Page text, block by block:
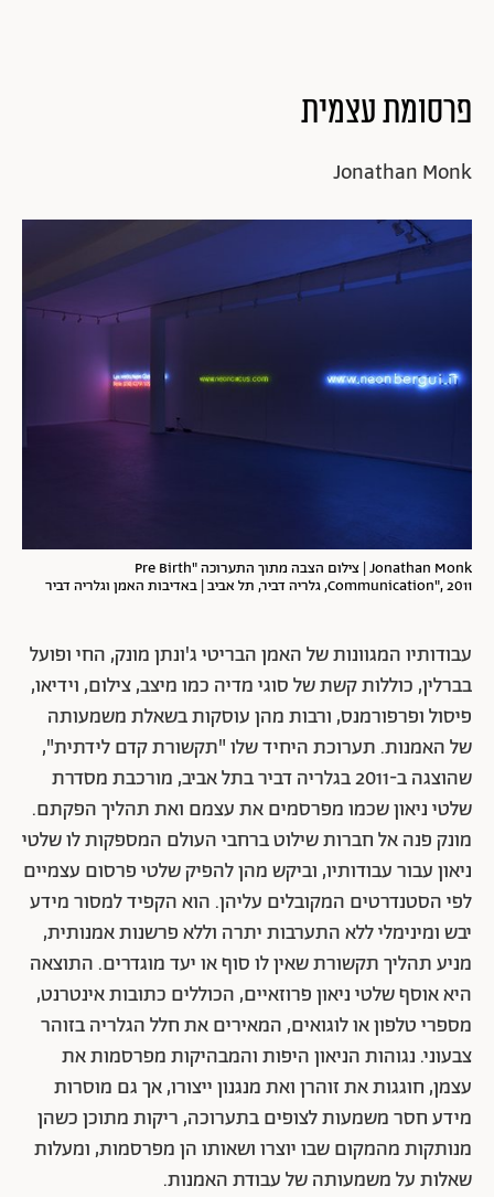
פרסומת עצמית
Jonathan Monk
Jonathan Monk | צילום הצבה מתוך התערוכה "Pre Birth
Communication", 2011, גלריה דביר, תל אביב | באדיבות האמן וגלריה דביר
עבודותיו המגוונות של האמן הבריטי ג'ונתן מונק, החי ופועל
בברלין, כוללות קשת של סוגי מדיה כמו מיצב, צילום, וידיאו,
פיסול ופרפורמנס, ורבות מהן עוסקות בשאלת משמעותה
של האמנות. תערוכת היחיד שלו "תקשורת קדם לידתית",
שהוצגה ב-2011 בגלריה דביר בתל אביב, מורכבת מסדרת
שלטי ניאון שכמו מפרסמים את עצמם ואת תהליך הפקתם.
מונק פנה אל חברות שילוט ברחבי העולם המספקות לו שלטי
ניאון עבור עבודותיו, וביקש מהן להפיק שלטי פרסום עצמיים
לפי הסטנדרטים המקובלים עליהן. הוא הקפיד למסור מידע
יבש ומינימלי ללא התערבות יתרה וללא פרשנות אמנותית,
מניע תהליך תקשורת שאין לו סוף או יעד מוגדרים. התוצאה
היא אוסף שלטי ניאון פרוזאיים, הכוללים כתובות אינטרנט,
מספרי טלפון או לוגואים, המאירים את חלל הגלריה בזוהר
צבעוני. נגוהות הניאון היפות והמבהיקות מפרסמות את
עצמן, חוגגות את זוהרן ואת מנגנון ייצורו, אך גם מוסרות
מידע חסר משמעות לצופים בתערוכה, ריקות מתוכן כשהן
מנותקות מהמקום שבו יוצרו ושאותו הן מפרסמות, ומעלות
שאלות על משמעותה של עבודת האמנות.